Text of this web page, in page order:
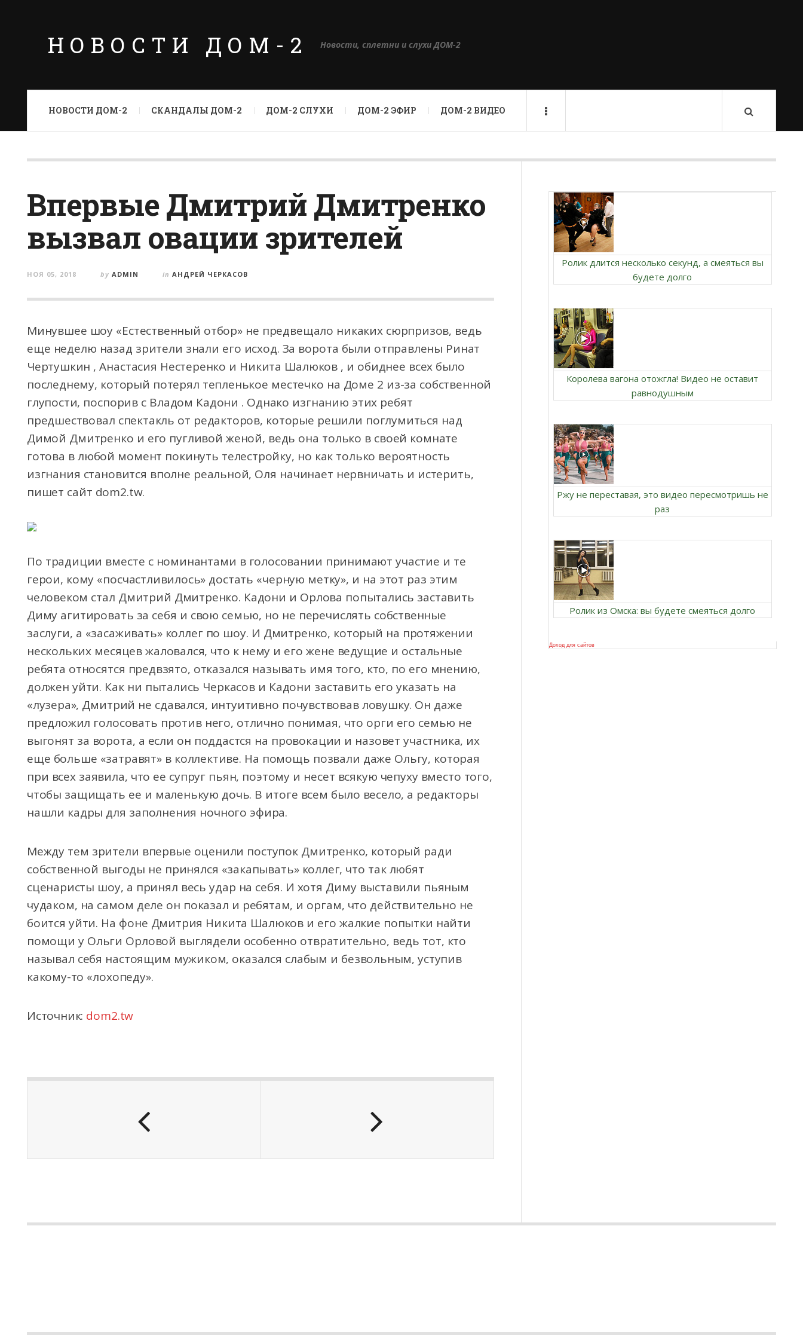
НОВОСТИ ДОМ-2 Новости, сплетни и слухи ДОМ-2
НОВОСТИ ДОМ-2 СКАНДАЛЫ ДОМ-2 ДОМ-2 СЛУХИ ДОМ-2 ЭФИР ДОМ-2 ВИДЕО
Впервые Дмитрий Дмитренко
вызвал овации зрителей
НОЯ 05, 2018 by ADMIN in АНДРЕЙ ЧЕРКАСОВ
Минувшее шоу «Естественный отбор» не предвещало никаких сюрпризов, ведь
еще неделю назад зрители знали его исход. За ворота были отправлены Ринат
Чертушкин , Анастасия Нестеренко и Никита Шалюков, и обиднее всех было
последнему, который потерял тепленькое местечко на Доме 2 из-за собственной
глупости, поспорив с Владом Кадони . Однако изгнанию этих ребят
предшествовал спектакль от редакторов, которые решили поглумиться над
Димой Дмитренко и его пугливой женой, ведь она только в своей комнате
готова в любой момент покинуть телестройку, но как только вероятность
изгнания становится вполне реальной, Оля начинает нервничать и истерить,
пишет сайт dom2.tw.
По традиции вместе с номинантами в голосовании принимают участие и те
герои, кому «посчастливилось» достать «черную метку», и на этот раз этим
человеком стал Дмитрий Дмитренко. Кадони и Орлова попытались заставить
Диму агитировать за себя и свою семью, но не перечислять собственные
заслуги, а «засаживать» коллег по шоу. И Дмитренко, который на протяжении
нескольких месяцев жаловался, что к нему и его жене ведущие и остальные
ребята относятся предвзято, отказался называть имя того, кто, по его мнению,
должен уйти. Как ни пытались Черкасов и Кадони заставить его указать на
«лузера», Дмитрий не сдавался, интуитивно почувствовав ловушку. Он даже
предложил голосовать против него, отлично понимая, что орги его семью не
выгонят за ворота, а если он поддастся на провокации и назовет участника, их
еще больше «затравят» в коллективе. На помощь позвали даже Ольгу, которая
при всех заявила, что ее супруг пьян, поэтому и несет всякую чепуху вместо того,
чтобы защищать ее и маленькую дочь. В итоге всем было весело, а редакторы
нашли кадры для заполнения ночного эфира.
Между тем зрители впервые оценили поступок Дмитренко, который ради
собственной выгоды не принялся «закапывать» коллег, что так любят
сценаристы шоу, а принял весь удар на себя. И хотя Диму выставили пьяным
чудаком, на самом деле он показал и ребятам, и оргам, что действительно не
боится уйти. На фоне Дмитрия Никита Шалюков и его жалкие попытки найти
помощи у Ольги Орловой выглядели особенно отвратительно, ведь тот, кто
называл себя настоящим мужиком, оказался слабым и безвольным, уступив
какому-то «лохопеду».
Источник: dom2.tw
Ролик длится несколько секунд, а смеяться вы
будете долго
Королева вагона отожгла! Видео не оставит
равнодушным
Ржу не переставая, это видео пересмотришь не
раз
Ролик из Омска: вы будете смеяться долго
Доход для сайтов